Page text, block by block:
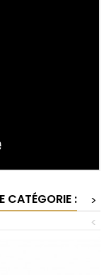
CATÉGORIE :
>
<